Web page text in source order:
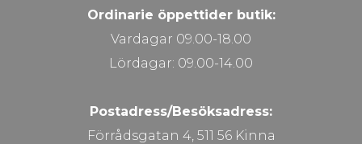
Ordinarie öppettider butik:
Vardagar 09.00-18.00
Lördagar: 09.00-14.00
Postadress/Besöksadress:
Förrådsgatan 4, 511 56 Kinna